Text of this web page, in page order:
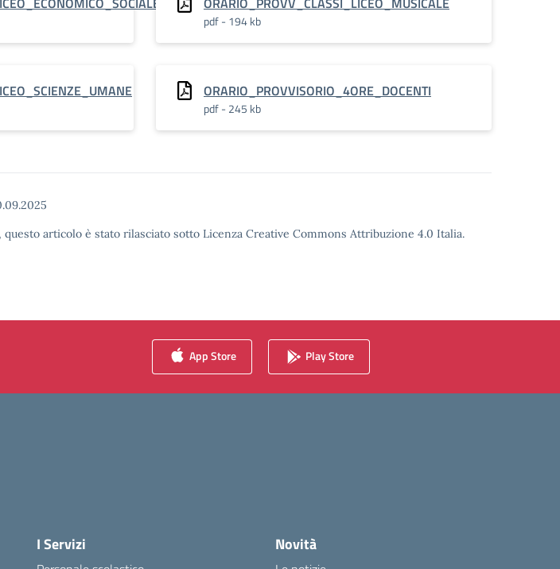
pdf - 194 kb
ORARIO_PROVVISORIO_4ORE_DOCENTI
pdf - 245 kb
articolo è stato rilasciato sotto Licenza Creative Commons Attribuzione 4.0 Italia.
App Store Play Store
I Servizi Novità